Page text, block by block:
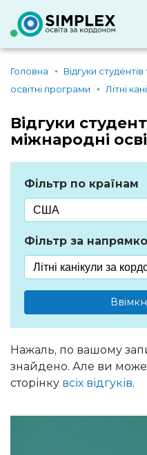
Головна
Відгуки
освітні програми
Літні
Відгуки
міжнародні
Фільтр по країнам
Фільтр за
Нажаль, по вашому
знайдено. Але ви
сторінку всіх відгуків.